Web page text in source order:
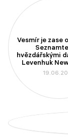
Vesmír je zase
hvězdářskými
Levenhuk